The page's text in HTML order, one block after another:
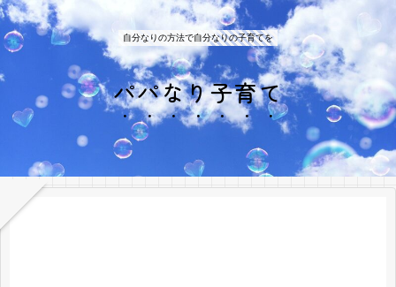
自分なりの方法で自分なりの子育てを
パパなり子育て